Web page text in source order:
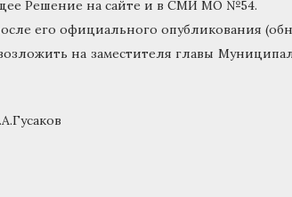
Решение на сайте и в СМИ МО №54.
его официального опубликования
на заместителя главы